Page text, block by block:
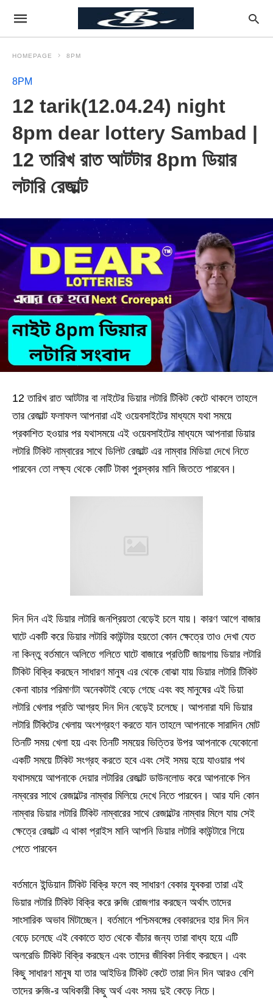
HOMEPAGE 8PM
8PM
12 tarik(12.04.24) night
8pm dear lottery Sambad |
12 তারিখ রাত আটটার 8pm ডিয়ার
লটারি রেজাল্ট
12 তারিখ রাত আটটার বা নাইটের ডিয়ার লটারি টিকিট কেটে থাকলে তাহলে
তার রেজাল্ট ফলাফল আপনারা এই ওয়েবসাইটের মাধ্যমে যথা সময়ে
প্রকাশিত হওয়ার পর যথাসময়ে এই ওয়েবসাইটের মাধ্যমে আপনারা ডিয়ার
লটারি টিকিট নাম্বারের সাথে ডিলিট রেজাল্ট এর নাম্বার মিডিয়া দেখে নিতে
পারবেন তো লক্ষ্য থেকে কোটি টাকা পুরস্কার মানি জিততে পারবেন।
দিন দিন এই ডিয়ার লটারি জনপ্রিয়তা বেড়েই চলে যায়। কারণ আগে বাজার
ঘাটে একটি করে ডিয়ার লটারি কাউন্টার হয়তো কোন ক্ষেত্রে তাও দেখা যেত
না কিন্তু বর্তমানে অলিতে গলিতে ঘাটে বাজারে প্রতিটি জায়গায় ডিয়ার লটারি
টিকিট বিক্রি করছেন সাধারণ মানুষ এর থেকে বোঝা যায় ডিয়ার লটারি টিকিট
কেনা বাচার পরিমাণটা অনেকটাই বেড়ে গেছে এবং বহু মানুষের এই ডিয়া
লটারি খেলার প্রতি আগ্রহ দিন দিন বেড়েই চলেছে। আপনারা যদি ডিয়ার
লটারি টিকিটের খেলায় অংশগ্রহণ করতে যান তাহলে আপনাকে সারাদিন মোট
তিনটি সময় খেলা হয় এবং তিনটি সময়ের ভিত্তির উপর আপনাকে যেকোনো
একটি সময়ে টিকিট সংগ্রহ করতে হবে এবং সেই সময় হয়ে যাওয়ার পথ
যথাসময়ে আপনাকে দেয়ার লটারির রেজাল্ট ডাউনলোড করে আপনাকে পিন
নম্বরের সাথে রেজাল্টের নাম্বার মিলিয়ে দেখে নিতে পারবেন। আর যদি কোন
নাম্বার ডিয়ার লটারি টিকিট নাম্বারের সাথে রেজাল্টের নাম্বার মিলে যায় সেই
ক্ষেত্রে রেজাল্ট এ থাকা প্রাইস মানি আপনি ডিয়ার লটারি কাউন্টারে গিয়ে
পেতে পারবেন
বর্তমানে ইন্ডিয়ান টিকিট বিক্রি ফলে বহু সাধারণ বেকার যুবকরা তারা এই
ডিয়ার লটারি টিকিট বিক্রি করে রুজি রোজগার করছেন অর্থাৎ তাদের
সাংসারিক অভাব মিটাচ্ছেন। বর্তমানে পশ্চিমবঙ্গের বেকারদের হার দিন দিন
বেড়ে চলেছে এই বেকাতে হাত থেকে বাঁচার জন্য তারা বাধ্য হয়ে এটি
অলরেডি টিকিট বিক্রি করছেন এবং তাদের জীবিকা নির্বাহ করছেন। এবং
কিছু সাধারণ মানুষ যা তার আইডির টিকিট কেটে তারা দিন দিন আরও বেশি
তাদের রুজি-র অধিকারী কিছু অর্থ এবং সময় দুই কেড়ে নিচে।